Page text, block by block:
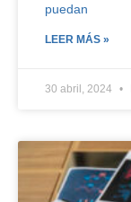
puedan
LEER MÁS »
30 abril, 2024